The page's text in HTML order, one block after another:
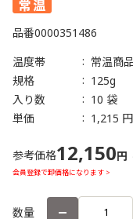
品番0000351486
温度帯
常温商品
規格
125g
入り数
10 袋
単価
1,215 円
参考価格12,150円
会員登録で卸価格になります >
数量